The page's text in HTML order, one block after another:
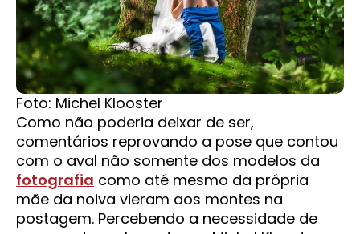
Foto: Michel Klooster
Como não poderia deixar de ser,
comentários reprovando a pose que contou
com o aval não somente dos modelos da
fotografia como até mesmo da própria
mãe da noiva vieram aos montes na
postagem. Percebendo a necessidade de